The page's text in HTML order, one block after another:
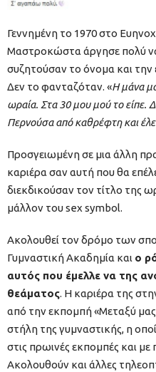
Γεννημένη το 1970 στο
Μαστροκώστα άργησε πολύ
συζητούσαν το όνομα και την
Δεν το φανταζόταν. «Η μάνα
ωραία. Στα 30 μου μού το είπε.
Περνούσα από καθρέφτη και
Προσγειωμένη σε μια άλλη
καριέρα σαν αυτή που θα
διεκδικούσαν τον τίτλο της
μάλλον του sex symbol.
Ακολουθεί τον δρόμο των
Γυμναστική Ακαδημία και ο
αυτός που έμελλε να της
θεάματος. Η καριέρα της
από την εκπομπή «Μεταξύ
στήλη της γυμναστικής, η
στις πρωινές εκπομπές και
Ακολουθούν και άλλες